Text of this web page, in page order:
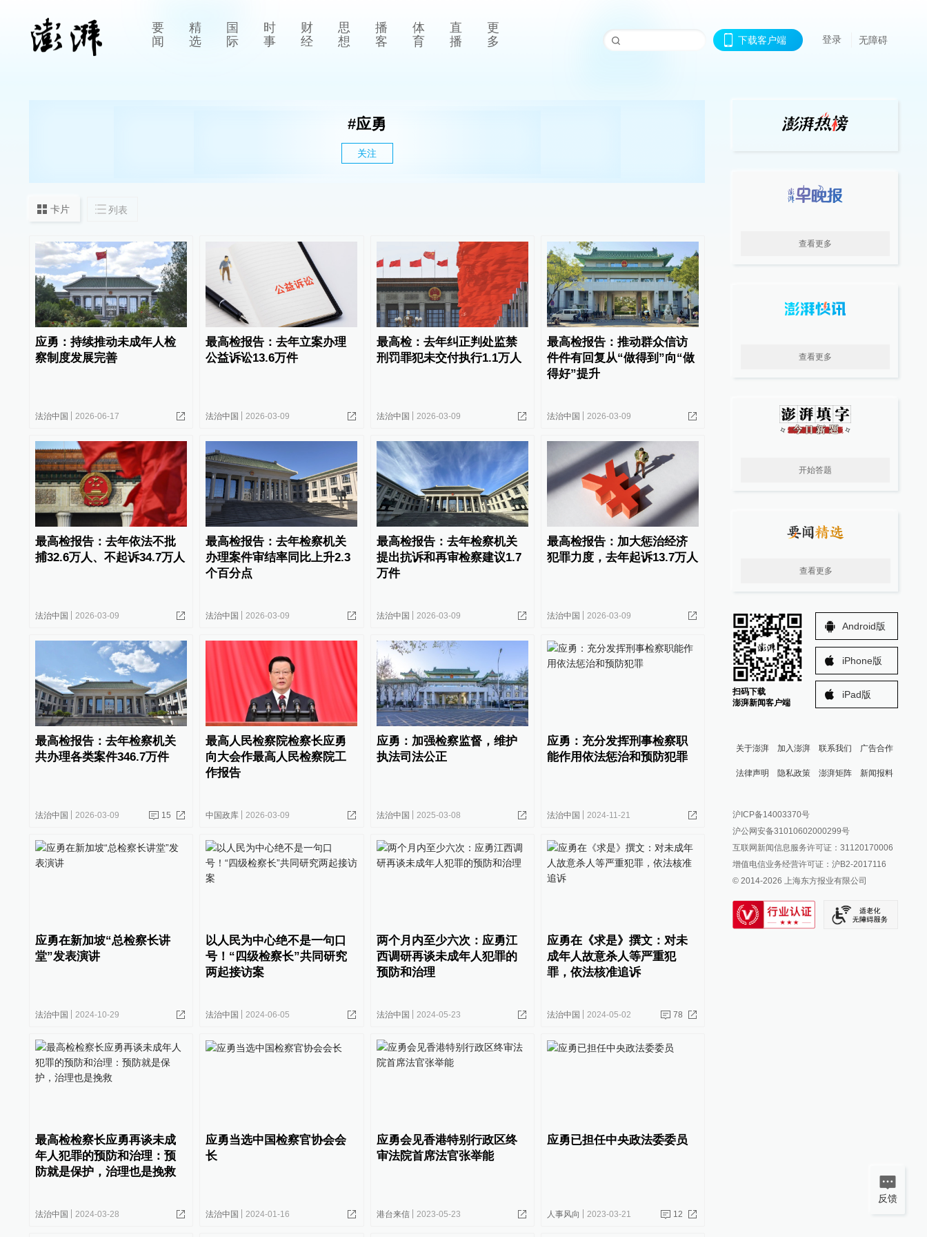
要
闻
精
选
国
际
时
事
财
经
思
想
播
客
体
育
直
播
更
多
下载客户端 登录 无障碍
#应勇
关注
卡片 列表
应勇：持续推动未成年人检
察制度发展完善
法治中国 2026-06-17
最高检报告：去年立案办理
公益诉讼13.6万件
法治中国 2026-03-09
最高检：去年纠正判处监禁
刑罚罪犯未交付执行1.1万人
法治中国 2026-03-09
最高检报告：推动群众信访
件件有回复从“做得到”向“做
得好”提升
法治中国 2026-03-09
最高检报告：去年依法不批
捕32.6万人、不起诉34.7万人
法治中国 2026-03-09
最高检报告：去年检察机关
办理案件审结率同比上升2.3
个百分点
法治中国 2026-03-09
最高检报告：去年检察机关
提出抗诉和再审检察建议1.7
万件
法治中国 2026-03-09
最高检报告：加大惩治经济
犯罪力度，去年起诉13.7万人
法治中国 2026-03-09
最高检报告：去年检察机关
共办理各类案件346.7万件
法治中国 2026-03-09 15
最高人民检察院检察长应勇
向大会作最高人民检察院工
作报告
中国政库 2026-03-09
应勇：加强检察监督，维护
执法司法公正
法治中国 2025-03-08
应勇：充分发挥刑事检察职
能作用依法惩治和预防犯罪
法治中国 2024-11-21
应勇在新加坡“总检察长讲
堂”发表演讲
法治中国 2024-10-29
以人民为中心绝不是一句口
号！“四级检察长”共同研究
两起接访案
法治中国 2024-06-05
两个月内至少六次：应勇江
西调研再谈未成年人犯罪的
预防和治理
法治中国 2024-05-23
应勇在《求是》撰文：对未
成年人故意杀人等严重犯
罪，依法核准追诉
法治中国 2024-05-02 78
最高检检察长应勇再谈未成
年人犯罪的预防和治理：预
防就是保护，治理也是挽救
法治中国 2024-03-28
应勇当选中国检察官协会会
长
法治中国 2024-01-16
应勇会见香港特别行政区终
审法院首席法官张举能
港台来信 2023-05-23
应勇已担任中央政法委委员
人事风向 2023-03-21 12
查看更多
查看更多
开始答题
查看更多
扫码下载
澎湃新闻客户端
Android版
iPhone版
iPad版
关于澎湃 加入澎湃 联系我们 广告合作
法律声明 隐私政策 澎湃矩阵
澎湃新闻公众号
澎湃新闻抖音号
派生万物开放平台
IP SHANGHAI
SIXTH TONE
新闻报料
报料邮箱: news@thepaper.cn
沪ICP备14003370号
沪公网安备31010602000299号
互联网新闻信息服务许可证：31120170006
增值电信业务经营许可证：沪B2-2017116
© 2014-2026 上海东方报业有限公司
反馈